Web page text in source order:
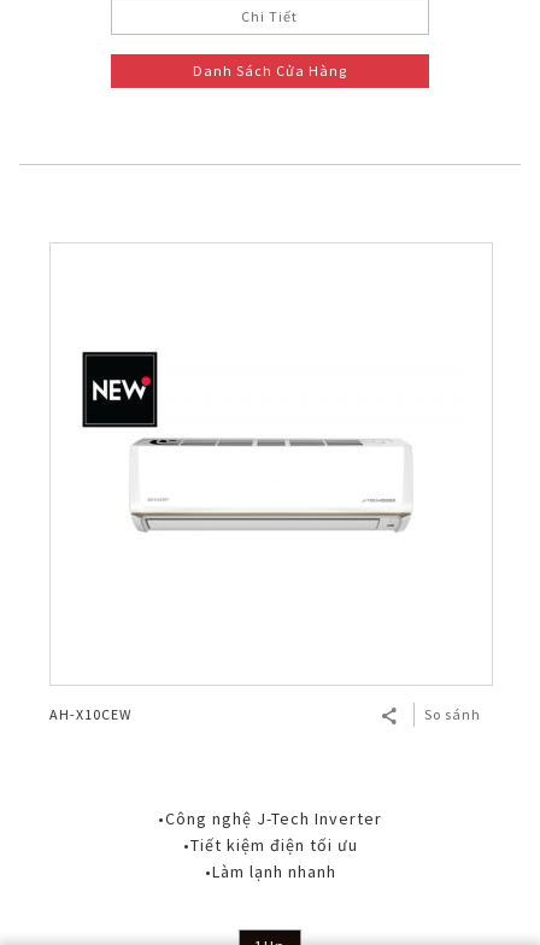
Chi Tiết
Danh Sách Cửa Hàng
AH-X10CEW So sánh
•Công nghệ J-Tech Inverter
•Tiết kiệm điện tối ưu
•Làm lạnh nhanh